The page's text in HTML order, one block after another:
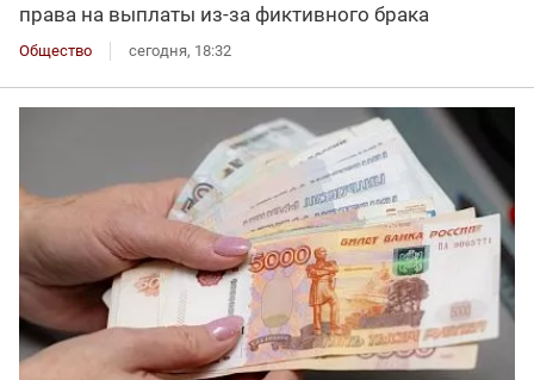
права на выплаты из-за фиктивного брака
Общество сегодня, 18:32